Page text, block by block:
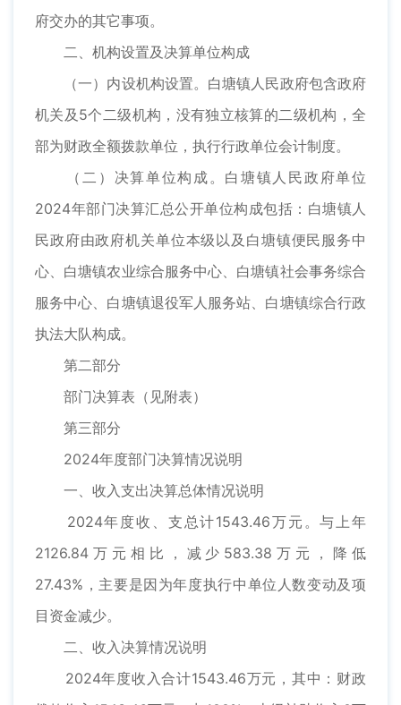
府交办的其它事项。
二、机构设置及决算单位构成
（一）内设机构设置。白塘镇人民政府包含政府
机关及5个二级机构，没有独立核算的二级机构，全
部为财政全额拨款单位，执行行政单位会计制度。
（二）决算单位构成。白塘镇人民政府单位
2024年部门决算汇总公开单位构成包括：白塘镇人
民政府由政府机关单位本级以及白塘镇便民服务中
心、白塘镇农业综合服务中心、白塘镇社会事务综合
服务中心、白塘镇退役军人服务站、白塘镇综合行政
执法大队构成。
第二部分
部门决算表（见附表）
第三部分
2024年度部门决算情况说明
一、收入支出决算总体情况说明
2024年度收、支总计1543.46万元。与上年
2126.84万元相比，减少583.38万元，降低
27.43%，主要是因为年度执行中单位人数变动及项
目资金减少。
二、收入决算情况说明
2024年度收入合计1543.46万元，其中：财政